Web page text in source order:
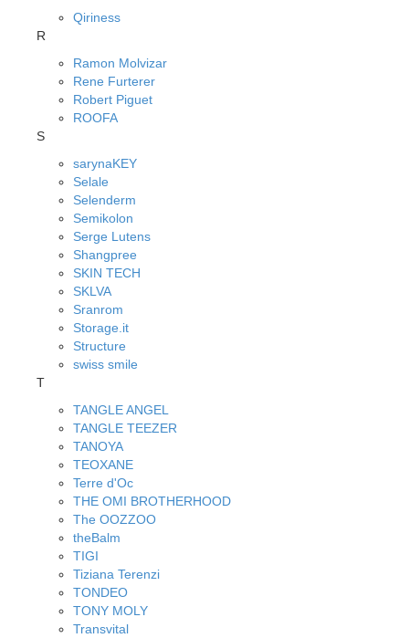
Qiriness
R
Ramon Molvizar
Rene Furterer
Robert Piguet
ROOFA
S
sarynaKEY
Selale
Selenderm
Semikolon
Serge Lutens
Shangpree
SKIN TECH
SKLVA
Sranrom
Storage.it
Structure
swiss smile
T
TANGLE ANGEL
TANGLE TEEZER
TANOYA
TEOXANE
Terre d'Oc
THE OMI BROTHERHOOD
The OOZZOO
theBalm
TIGI
Tiziana Terenzi
TONDEO
TONY MOLY
Transvital